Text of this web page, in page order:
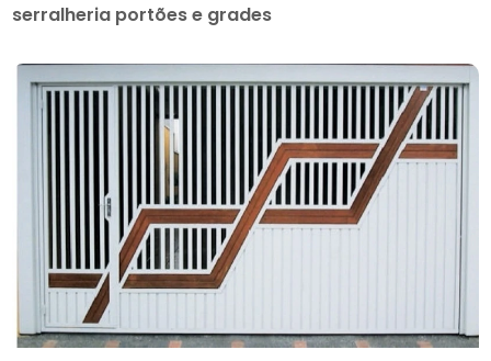
serralheria portões e grades